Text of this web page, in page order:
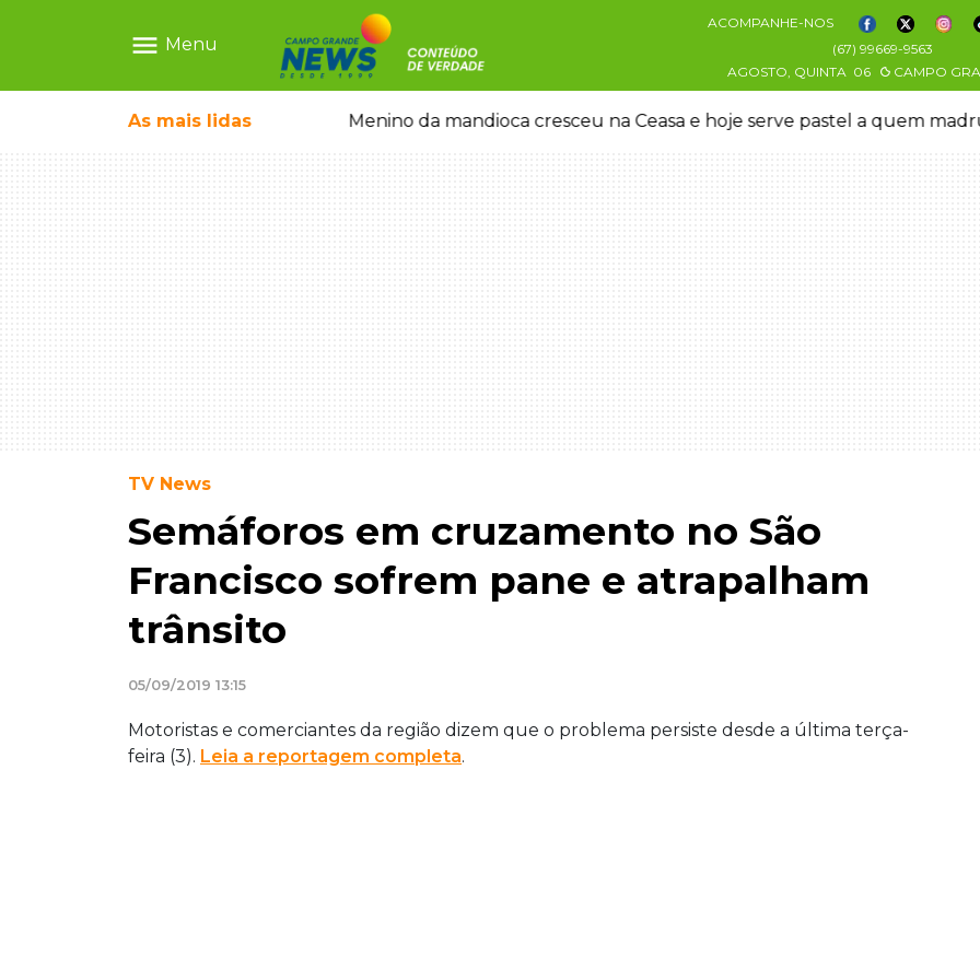
menu Menu
ACOMPANHE-NOS
(67) 99669-9563
AGOSTO, QUINTA 06 CAMPO
As mais lidas
crianças brasileiras Menino da mandioca cresceu na Ceasa e hoje serve pastel a quem
TV News
Semáforos em cruzamento no São
Francisco sofrem pane e atrapalham
trânsito
05/09/2019 13:15
Motoristas e comerciantes da região dizem que o problema persiste desde a última terça-
feira (3). Leia a reportagem completa.